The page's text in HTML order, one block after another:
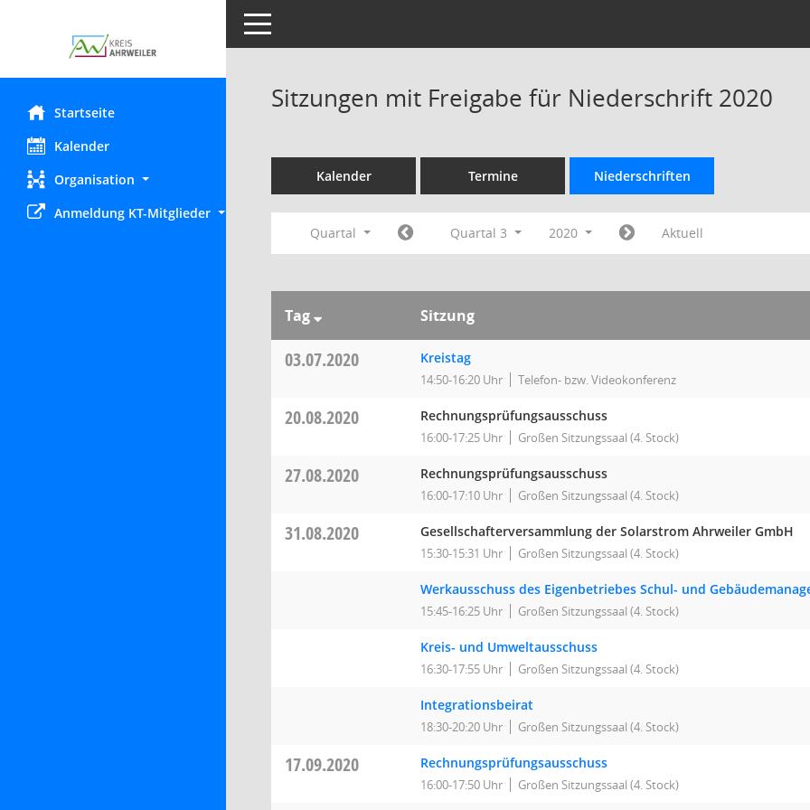
Startseite
Kalender
Organisation
Anmeldung KT-Mitglieder
Toggle navigation
Sitzungen mit Freigabe für Niederschrift 2020
Kalender Termine Niederschriften
Quartal Quartal 3 2020 Aktuell
Tag Sitzung
03.07.2020 Kreistag
14:50-16:20 Uhr Telefon- bzw. Videokonferenz
20.08.2020 Rechnungsprüfungsausschuss
16:00-17:25 Uhr Großen Sitzungssaal (4. Stock)
27.08.2020 Rechnungsprüfungsausschuss
16:00-17:10 Uhr Großen Sitzungssaal (4. Stock)
31.08.2020 Gesellschafterversammlung der Solarstrom Ahrweiler GmbH
15:30-15:31 Uhr Großen Sitzungssaal (4. Stock)
Werkausschuss des Eigenbetriebes Schul- und
15:45-16:25 Uhr Großen Sitzungssaal (4. Stock)
Kreis- und Umweltausschuss
16:30-17:55 Uhr Großen Sitzungssaal (4. Stock)
Integrationsbeirat
18:30-20:20 Uhr Großen Sitzungssaal (4. Stock)
17.09.2020 Rechnungsprüfungsausschuss
16:00-17:50 Uhr Großen Sitzungssaal (4. Stock)